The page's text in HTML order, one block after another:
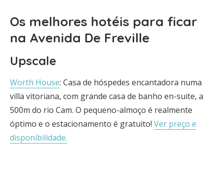
Os melhores hotéis para ficar
na Avenida De Freville
Upscale
Worth House: Casa de hóspedes encantadora numa
villa vitoriana, com grande casa de banho en-suite, a
500m do rio Cam. O pequeno-almoço é realmente
óptimo e o estacionamento é gratuito! Ver preço e
disponibilidade.